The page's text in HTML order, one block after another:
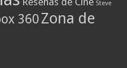
Steve
360Zona de